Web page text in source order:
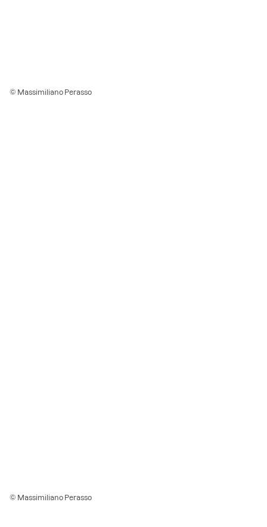
© Massimiliano Perasso
© Massimiliano Perasso